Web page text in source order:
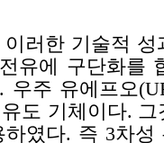
이러한 기술적
유에 구단화를
우주 유에프오
도 기체이다.
하였다. 즉 3차